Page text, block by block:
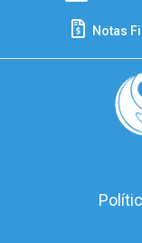
Notas